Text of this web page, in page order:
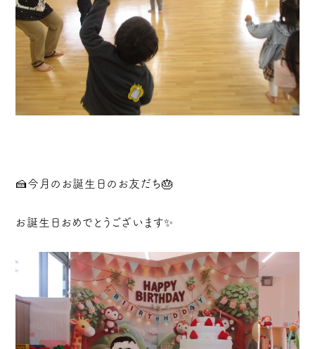
🍰今月のお誕生日のお友だち🎂
お誕生日おめでとうございます✨